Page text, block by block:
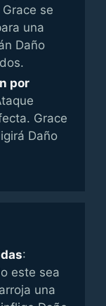
se
una
Daño
por
Grace
Daño
:
este sea
una